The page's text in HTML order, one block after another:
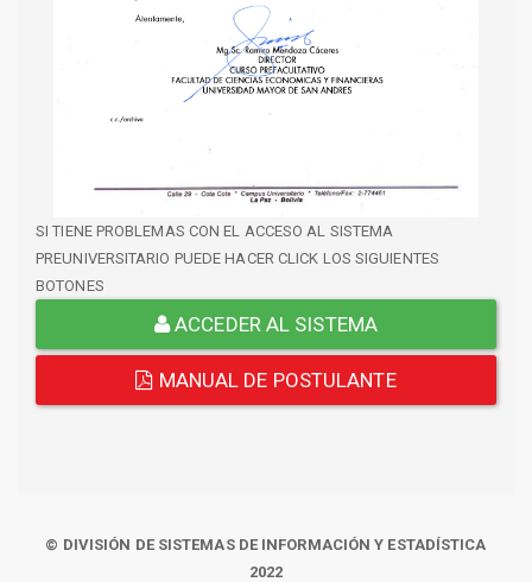
SI TIENE PROBLEMAS CON EL ACCESO AL SISTEMA
PREUNIVERSITARIO PUEDE HACER CLICK LOS SIGUIENTES
BOTONES
ACCEDER AL SISTEMA
MANUAL DE POSTULANTE
© DIVISIÓN DE SISTEMAS DE INFORMACIÓN Y ESTADÍSTICA
2022